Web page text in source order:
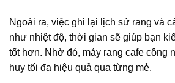
Ngoài ra, việc ghi lại lịch sử rang và
như nhiệt độ, thời gian sẽ giúp bạn
tốt hơn. Nhờ đó, máy rang cafe công
huy tối đa hiệu quả qua từng mẻ.